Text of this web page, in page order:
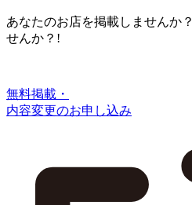
あなたのお店を掲載しませんか？
せんか？!
無料掲載・
内容変更のお申し込み